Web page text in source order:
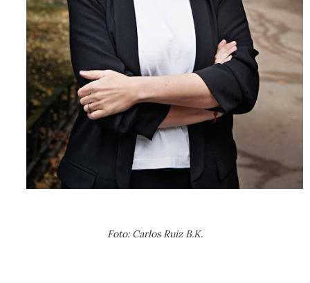
Foto: Carlos Ruiz B.K.